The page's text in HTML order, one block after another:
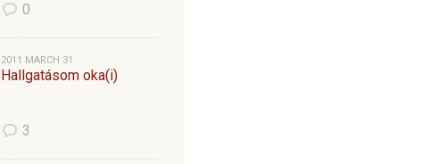
0
2011 MARCH 31
Hallgatásom oka(i)
3